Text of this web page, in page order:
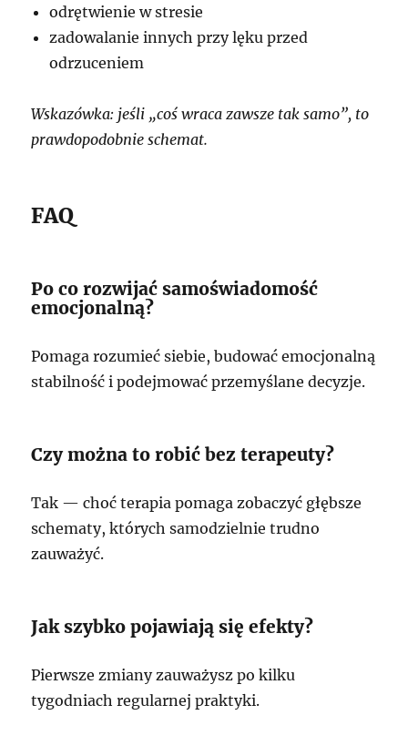
odrętwienie w stresie
zadowalanie innych przy lęku przed
odrzuceniem
Wskazówka: jeśli „coś wraca zawsze tak samo”, to
prawdopodobnie schemat.
FAQ
Po co rozwijać samoświadomość
emocjonalną?
Pomaga rozumieć siebie, budować emocjonalną
stabilność i podejmować przemyślane decyzje.
Czy można to robić bez terapeuty?
Tak — choć terapia pomaga zobaczyć głębsze
schematy, których samodzielnie trudno
zauważyć.
Jak szybko pojawiają się efekty?
Pierwsze zmiany zauważysz po kilku
tygodniach regularnej praktyki.